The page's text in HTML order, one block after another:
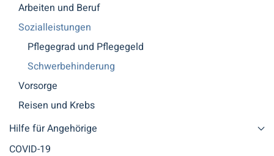
Arbeiten und Beruf
Sozialleistungen
Pflegegrad und Pflegegeld
Schwerbehinderung
Vorsorge
Reisen und Krebs
Hilfe für Angehörige
COVID-19